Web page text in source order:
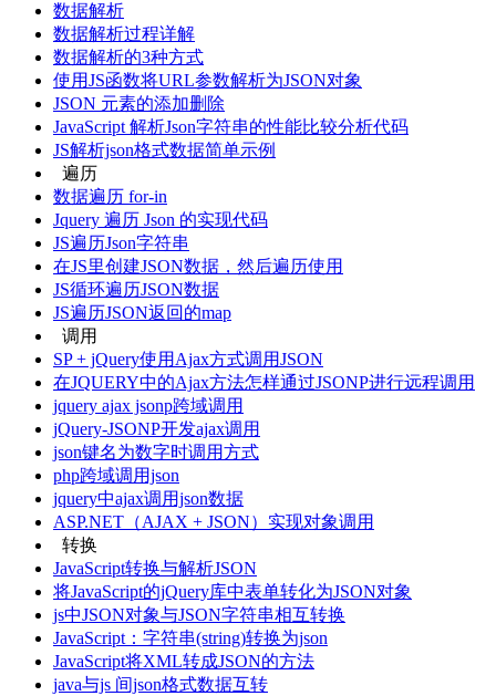
数据解析
数据解析过程详解
数据解析的3种方式
使用JS函数将URL参数解析为JSON对象
JSON 元素的添加删除
JavaScript 解析Json字符串的性能比较分析代码
JS解析json格式数据简单示例
遍历
数据遍历 for-in
Jquery 遍历 Json 的实现代码
JS遍历Json字符串
在JS里创建JSON数据，然后遍历使用
JS循环遍历JSON数据
JS遍历JSON返回的map
调用
SP + jQuery使用Ajax方式调用JSON
在JQUERY中的Ajax方法怎样通过JSONP进行远程调用
jquery ajax jsonp跨域调用
jQuery-JSONP开发ajax调用
json键名为数字时调用方式
php跨域调用json
jquery中ajax调用json数据
ASP.NET（AJAX + JSON）实现对象调用
转换
JavaScript转换与解析JSON
将JavaScript的jQuery库中表单转化为JSON对象
js中JSON对象与JSON字符串相互转换
JavaScript：字符串(string)转换为json
JavaScript将XML转成JSON的方法
java与js 间json格式数据互转